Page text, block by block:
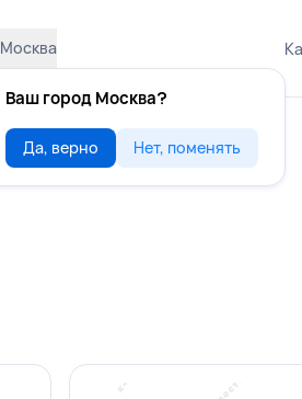
Москва
Ваш город Москва?
Да, верно Нет, поменять